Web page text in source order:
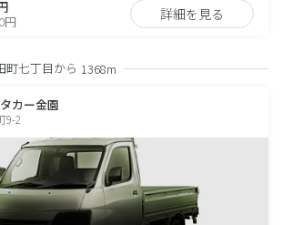
円 詳細を見る
町七丁目から 1368m
カー金園
9-2